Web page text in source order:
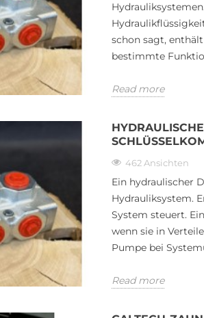
MAGNETVENTILSTEUERUNG:
DER SCHLÜSSEL ZUR
EFFIZIENTEN HYDRAULIK
1361 Ansichten
schon sagt,
bestimmte
Read more
462 Ansichten
Ein hydraulischer
Hydrauliksystem.
System steuert.
wenn sie in
Pumpe bei
Read more